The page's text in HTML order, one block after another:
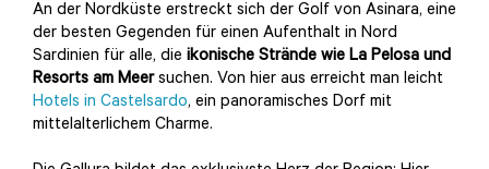
An der Nordküste erstreckt sich der Golf von Asinara, eine
der besten Gegenden für einen Aufenthalt in Nord
Sardinien für alle, die ikonische Strände wie La Pelosa und
Resorts am Meersuchen. Von hier aus erreicht man leicht
Hotels in Castelsardo, ein panoramisches Dorf mit
mittelalterlichem Charme.